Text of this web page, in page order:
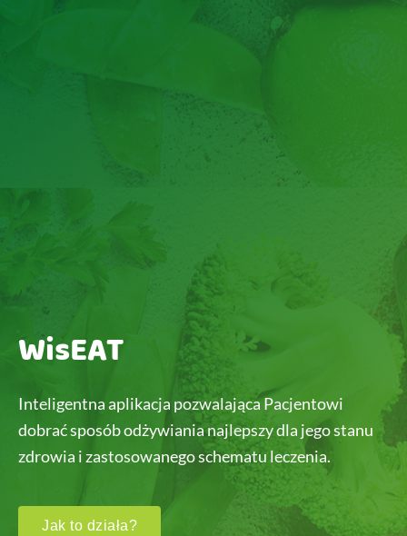
WisEAT
Inteligentna aplikacja pozwalająca Pacjentowi
dobrać sposób odżywiania najlepszy dla jego stanu
zdrowia i zastosowanego schematu leczenia.
Jak to działa?